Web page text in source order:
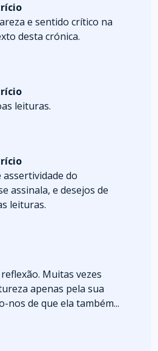
e sentido crítico na
desta crónica.
leituras.
do
assinala, e desejos de
leituras.
Muitas vezes
apenas pela sua
nos de que ela também...